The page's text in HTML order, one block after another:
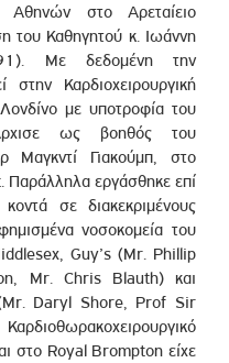
Αθηνών στο Αρεταίειο
του Καθηγητού κ. Ιωάννη
Με δεδομένη την
στην Καρδιοχειρουργική
με υποτροφία του
ως βοηθός του
Μαγκντί Γιακούμπ, στο
Παράλληλα εργάσθηκε επί
σε διακεκριμένους
νοσοκομεία του
Guy’s (Mr. Phillip
Mr. Chris Blauth) και
Daryl Shore, Prof Sir
στο Royal Brompton είχε